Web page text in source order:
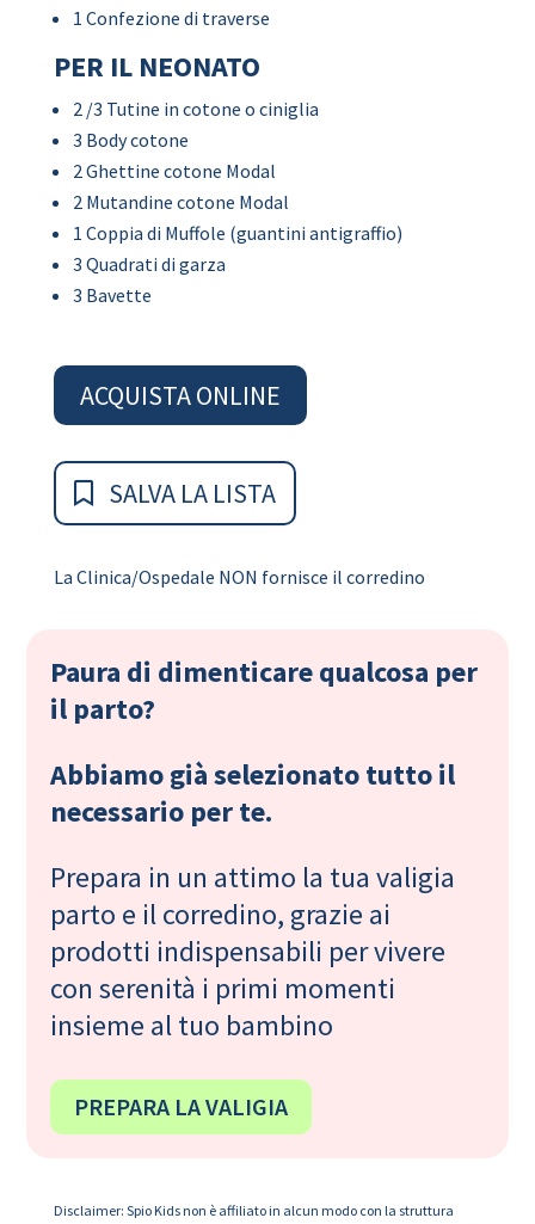
1 Confezione di traverse
PER IL NEONATO
2 /3 Tutine in cotone o ciniglia
3 Body cotone
2 Ghettine cotone Modal
2 Mutandine cotone Modal
1 Coppia di Muffole (guantini antigraffio)
3 Quadrati di garza
3 Bavette
ACQUISTA ONLINE
SALVA LA LISTA
La Clinica/Ospedale NON fornisce il corredino
Paura di dimenticare qualcosa per
il parto?
Abbiamo già selezionato tutto il
necessario per te.
Prepara in un attimo la tua valigia
parto e il corredino, grazie ai
prodotti indispensabili per vivere
con serenità i primi momenti
insieme al tuo bambino
PREPARA LA VALIGIA
Disclaimer: Spio Kids non è affiliato in alcun modo con la struttura